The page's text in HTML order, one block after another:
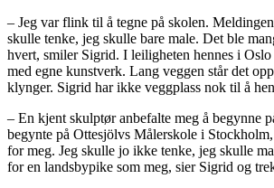
– Jeg var flink til å tegne på skolen.
skulle tenke, jeg skulle bare male. Det ble
hvert, smiler Sigrid. I leiligheten hennes i
med egne kunstverk. Lang veggen står det
klynger. Sigrid har ikke veggplass nok til å
– En kjent skulptør anbefalte meg å begynne
begynte på Ottesjölvs Målerskole i
for meg. Jeg skulle jo ikke tenke, jeg skulle
for en landsbypike som meg, sier Sigrid og